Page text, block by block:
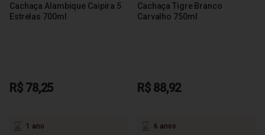
Cachaça Alambique Caipira 5
Estrelas 700ml
R$ 78,25
1 ano
Cachaça Tigre Branco
Carvalho 750ml
R$ 88,92
6 anos